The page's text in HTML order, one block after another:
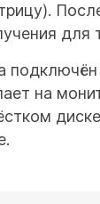
для
на